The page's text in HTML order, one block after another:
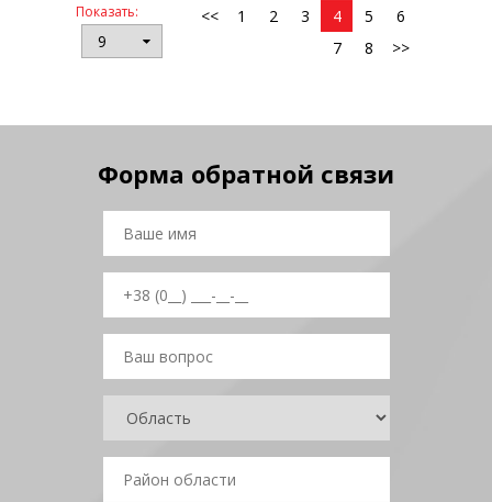
<< 1 2 3 4 5
6
7
8 >>
Показать:
Форма обратной связи